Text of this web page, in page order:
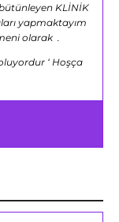
KLİNİK
yapmaktayım
olarak .
‘ Hoşça